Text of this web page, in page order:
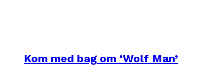
Kom med bag om ‘Wolf Man’